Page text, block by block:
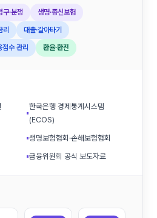
구·분쟁 생명·종신보험
리 대출·갈아타기
점수 관리 환율·환전
▪
한국은행 경제통계시스템
(ECOS)
▪생명보험협회·손해보험협회
▪금융위원회 공식 보도자료